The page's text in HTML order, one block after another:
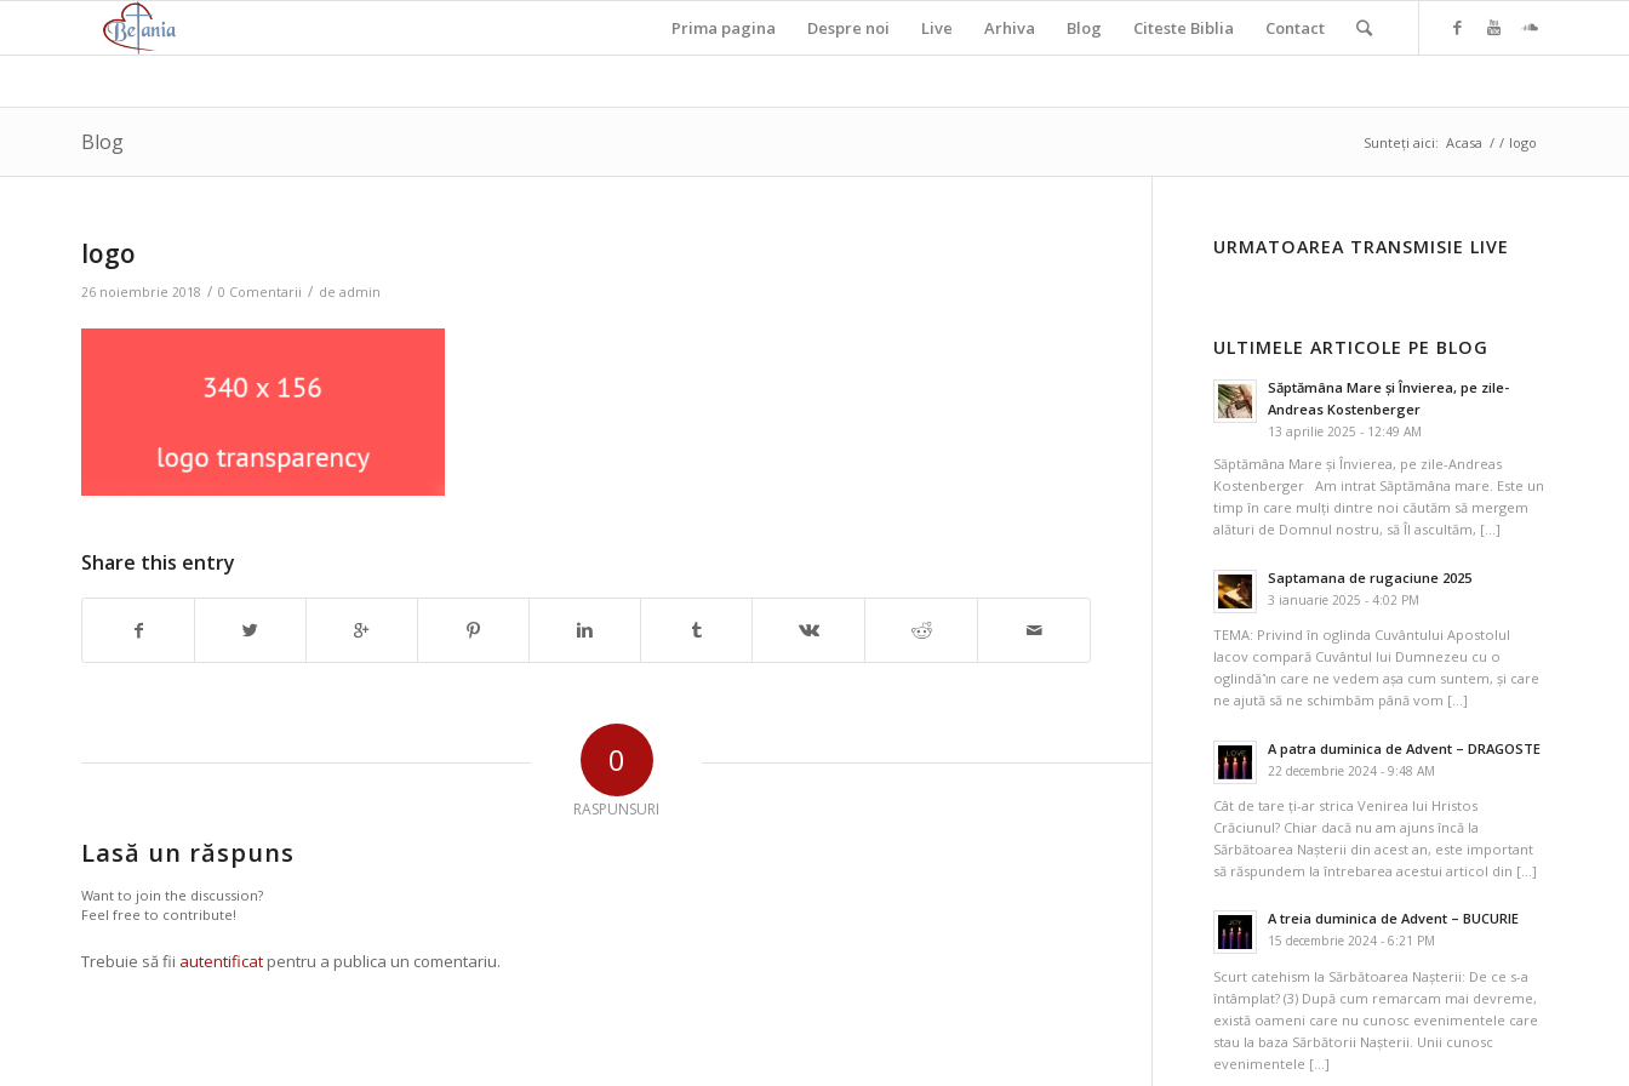
Prima pagina Despre noi Live Arhiva Blog Citeste Biblia Contact
Blog Sunteți aici: Acasa / / logo
logo
26 noiembrie 2018 / 0 Comentarii / de admin
Share this entry
0
RASPUNSURI
Lasă un răspuns
Want to join the discussion?
Feel free to contribute!
Trebuie să fii autentificat pentru a publica un comentariu.
URMATOAREA TRANSMISIE LIVE
ULTIMELE ARTICOLE PE BLOG
Săptămâna Mare și Învierea, pe zile-
Andreas Kostenberger
13 aprilie 2025 - 12:49 AM
Săptămâna Mare și Învierea, pe zile-Andreas
Kostenberger Am intrat Săptămâna mare. Este un
timp în care mulți dintre noi căutăm să mergem
alături de Domnul nostru, să Îl ascultăm, […]
Saptamana de rugaciune 2025
3 ianuarie 2025 - 4:02 PM
TEMA: Privind în oglinda Cuvântului Apostolul
Iacov compară Cuvântul lui Dumnezeu cu o
oglindă ı̂n care ne vedem așa cum suntem, și care
ne ajută să ne schimbăm până vom […]
A patra duminica de Advent – DRAGOSTE
22 decembrie 2024 - 9:48 AM
Cât de tare ți-ar strica Venirea lui Hristos
Crăciunul? Chiar dacă nu am ajuns încă la
Sărbătoarea Nașterii din acest an, este important
să răspundem la întrebarea acestui articol din […]
A treia duminica de Advent – BUCURIE
15 decembrie 2024 - 6:21 PM
Scurt catehism la Sărbătoarea Nașterii: De ce s-a
întâmplat? (3) După cum remarcam mai devreme,
există oameni care nu cunosc evenimentele care
stau la baza Sărbătorii Nașterii. Unii cunosc
evenimentele […]